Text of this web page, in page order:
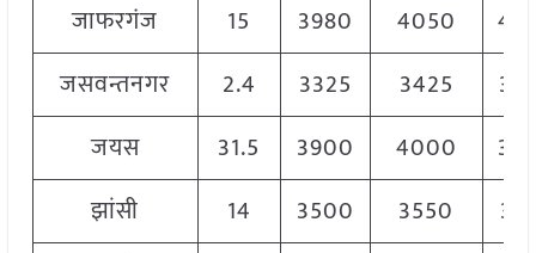
जाफरगंज
15 3980 4050
जसवन्तनगर
2.4 3325 3425
जयस
31.5 3900 4000
झांसी
14 3500 3550